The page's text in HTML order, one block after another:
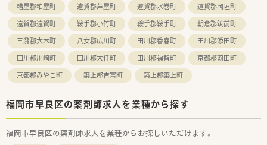
糟屋郡粕屋町
遠賀郡芦屋町 遠賀郡水巻町
遠賀郡岡垣町
遠賀郡遠賀町
鞍手郡小竹町 鞍手郡鞍手町
朝倉郡筑前町
三潴郡大木町
八女郡広川町 田川郡香春町
田川郡添田町
田川郡川崎町
田川郡大任町 田川郡福智町
京都郡苅田町
京都郡みやこ町
築上郡吉富町 築上郡築上町
福岡市早良区の薬剤師求人を業種から探す
福岡市早良区の薬剤師求人を業種からお探しいただけます。